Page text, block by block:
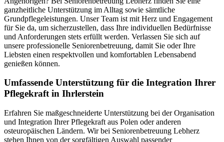
ganzheitliche Unterstützung im Alltag sowie sämtliche
Grundpflegeleistungen. Unser Team ist mit Herz und Engagement
für Sie da, um sicherzustellen, dass Ihre individuellen Bedürfnisse
und Anforderungen stets erfüllt werden. Verlassen Sie sich auf
unsere professionelle Seniorenbetreuung, damit Sie oder Ihre
Liebsten einen respektvollen und komfortablen Lebensabend
genießen können.
Umfassende Unterstützung für die Integration Ihrer
Pflegekraft in Ihrlerstein
Erfahren Sie maßgeschneiderte Unterstützung bei der Organisation
und Integration Ihrer Pflegekraft aus Polen oder anderen
osteuropäischen Ländern. Wir bei Seniorenbetreuung Lebherz
stehen Ihnen von der sorgfältigen Auswahl passender